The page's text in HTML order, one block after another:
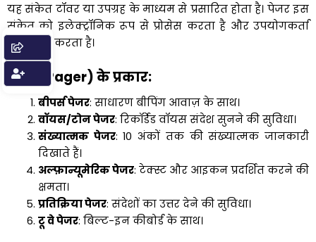
यह संकेत टॉवर या उपग्रह के माध्यम से प्रसारित होता है। पेजर इस
संकेत को इलेक्ट्रॉनिक रूप से प्रोसेस करता है और उपयोगकर्ता
को सूचित करता है।
पेजर (Pager) के प्रकार:
बीपर्स पेजर: साधारण बीपिंग आवाज़ के साथ।
वॉयस/टोन पेजर: रिकॉर्डेड वॉयस संदेश सुनने की सुविधा।
संख्यात्मक पेजर: 10 अंकों तक की संख्यात्मक जानकारी
दिखाते हैं।
अल्फ़ान्यूमेरिक पेजर: टेक्स्ट और आइकन प्रदर्शित करने की
क्षमता।
प्रतिक्रिया पेजर: संदेशों का उत्तर देने की सुविधा।
टू वे पेजर: बिल्ट-इन कीबोर्ड के साथ।